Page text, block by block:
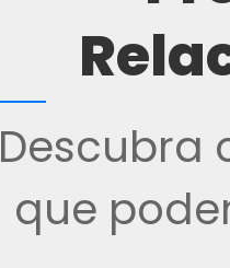
Descubra
que